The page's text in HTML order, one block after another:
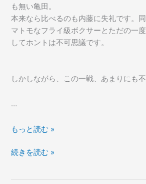
も無い亀田。
本来なら比べるのも内藤に失礼です。
マトモなフライ級ボクサーとただの一
してホントは不可思議です。
しかしながら、この一戦、あまりにも
…
内
vs
もっと読む »
内
続きを読む »